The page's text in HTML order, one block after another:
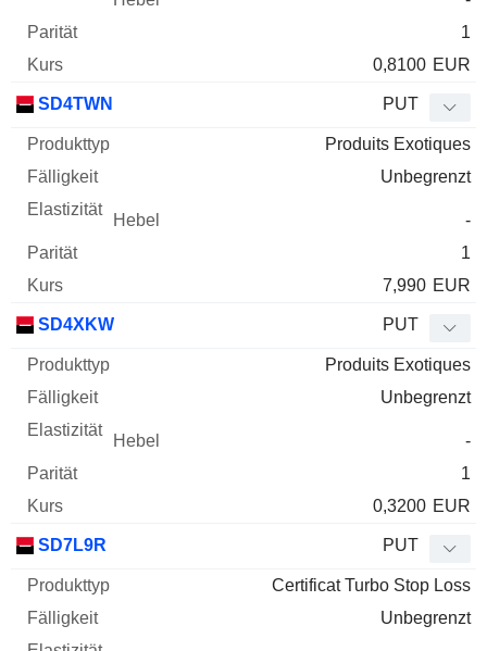
1
0,8100 EUR
SD4TWN PUT
Produits Exotiques
Unbegrenzt
-
1
7,990 EUR
SD4XKW PUT
Produits Exotiques
Unbegrenzt
-
1
0,3200 EUR
SD7L9R PUT
Certificat Turbo Stop Loss
Unbegrenzt